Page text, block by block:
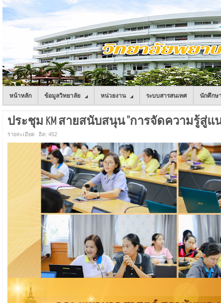
หน้าหลัก ข้อมูลวิทยาลัย หน่วยงาน ระบบสารสนเทศ นักศึกษ
ประชุม KM สายสนับสนุน "การจัดความรู้สู่
รายละเอียด ฮิต: 452